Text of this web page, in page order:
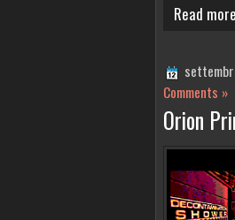
Read
Comments »
Orion